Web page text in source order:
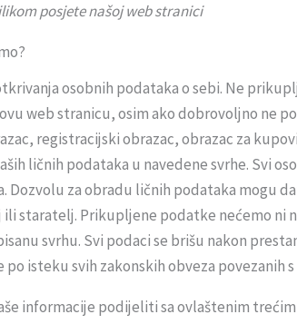
posjete našoj web stranici
osobnih podataka o sebi. Ne
web stranicu, osim ako dobrovoljno ne
registracijski obrazac, obrazac za
ličnih podataka u navedene svrhe. Svi
za obradu ličnih podataka mogu
staratelj. Prikupljene podatke nećemo ni
svrhu. Svi podaci se brišu nakon
isteku svih zakonskih obveza povezanih
informacije podijeliti sa ovlaštenim